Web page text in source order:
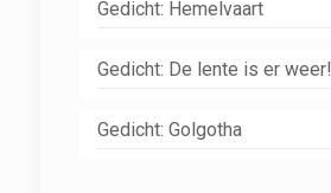
Gedicht: Hemelvaart
Gedicht: De lente is er weer!
Gedicht: Golgotha